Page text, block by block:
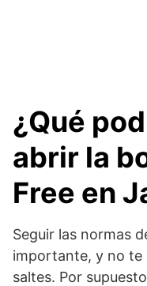
¿Qué
abrir la
Free en
Seguir las normas
importante, y no te
saltes. Por